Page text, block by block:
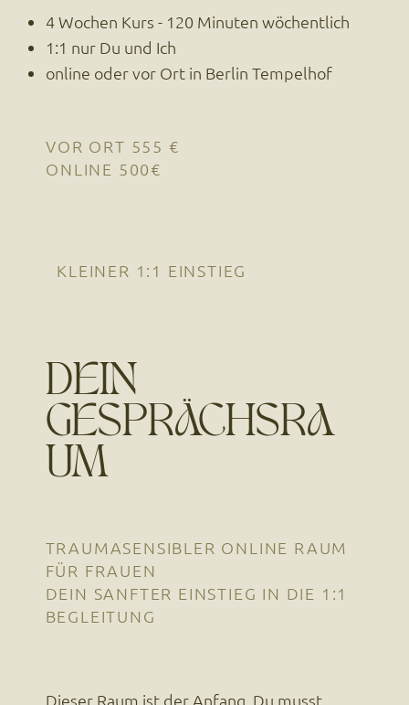
4 Wochen Kurs - 120 Minuten wöchentlich
1:1 nur Du und Ich
online oder vor Ort in Berlin Tempelhof
VOR ORT 555 €
ONLINE 500€
KLEINER 1:1 EINSTIEG
DEIN
GESPRÄCHSRA
UM
TRAUMASENSIBLER ONLINE RAUM
FÜR FRAUEN
DEIN SANFTER EINSTIEG IN DIE 1:1
BEGLEITUNG
Dieser Raum ist der Anfang. Du musst